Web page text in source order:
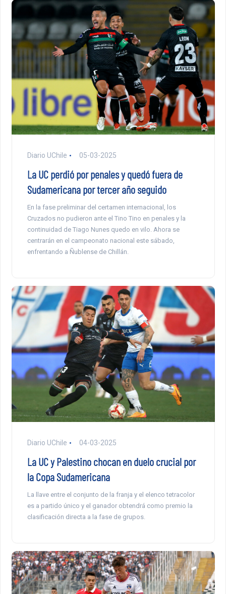
Diario UChile 05-03-2025
La UC perdió por penales y quedó fuera de
Sudamericana por tercer año seguido
En la fase preliminar del certamen internacional, los
Cruzados no pudieron ante el Tino Tino en penales y la
continuidad de Tiago Nunes quedo en vilo. Ahora se
centrarán en el campeonato nacional este sábado,
enfrentando a Ñublense de Chillán.
Diario UChile 04-03-2025
La UC y Palestino chocan en duelo crucial por
la Copa Sudamericana
La llave entre el conjunto de la franja y el elenco tetracolor
es a partido único y el ganador obtendrá como premio la
clasificación directa a la fase de grupos.